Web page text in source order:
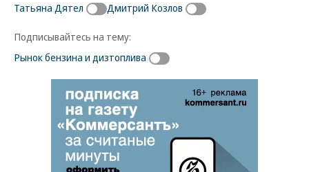
Татьяна Дятел
Дмитрий Козлов
Подписывайтесь на тему:
Рынок бензина и дизтоплива